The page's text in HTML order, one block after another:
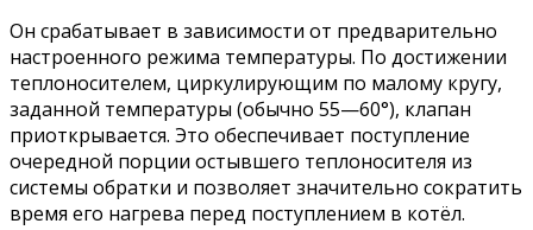
Он срабатывает в зависимости от предварительно
настроенного режима температуры. По достижении
теплоносителем, циркулирующим по малому кругу,
заданной температуры (обычно 55—60°), клапан
приоткрывается. Это обеспечивает поступление
очередной порции остывшего теплоносителя из
системы обратки и позволяет значительно сократить
время его нагрева перед поступлением в котёл.